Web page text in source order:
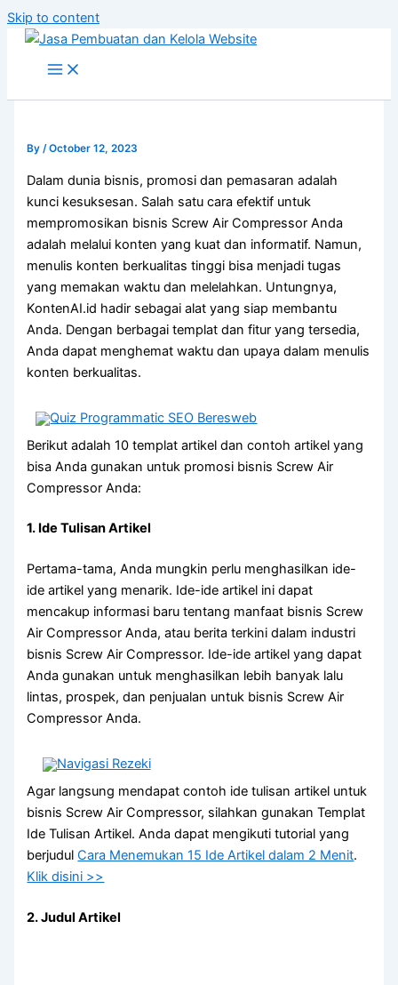
Skip to content
By/October 12, 2023
Dalam dunia bisnis, promosi dan pemasaran adalah
kunci kesuksesan. Salah satu cara efektif untuk
mempromosikan bisnis Screw Air Compressor Anda
adalah melalui konten yang kuat dan informatif. Namun,
menulis konten berkualitas tinggi bisa menjadi tugas
yang memakan waktu dan melelahkan. Untungnya,
KontenAI.id hadir sebagai alat yang siap membantu
Anda. Dengan berbagai templat dan fitur yang tersedia,
Anda dapat menghemat waktu dan upaya dalam menulis
konten berkualitas.
Berikut adalah 10 templat artikel dan contoh artikel yang
bisa Anda gunakan untuk promosi bisnis Screw Air
Compressor Anda:
1. Ide Tulisan Artikel
Pertama-tama, Anda mungkin perlu menghasilkan ide-
ide artikel yang menarik. Ide-ide artikel ini dapat
mencakup informasi baru tentang manfaat bisnis Screw
Air Compressor Anda, atau berita terkini dalam industri
bisnis Screw Air Compressor. Ide-ide artikel yang dapat
Anda gunakan untuk menghasilkan lebih banyak lalu
lintas, prospek, dan penjualan untuk bisnis Screw Air
Compressor Anda.
Agar langsung mendapat contoh ide tulisan artikel untuk
bisnis Screw Air Compressor, silahkan gunakan Templat
Ide Tulisan Artikel. Anda dapat mengikuti tutorial yang
berjudulCara Menemukan 15 Ide Artikel dalam 2 Menit.
Klik disini >>
2. Judul Artikel